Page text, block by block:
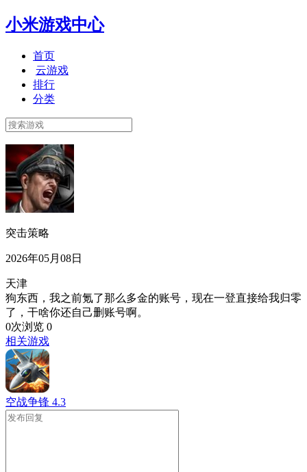
小米游戏中心
首页
云游戏
排行
分类
突击策略
2026年05月08日
天津
狗东西，我之前氪了那么多金的账号，现在一登直接给我归零
了，干啥你还自己删账号啊。
0次浏览 0
相关游戏
空战争锋 4.3